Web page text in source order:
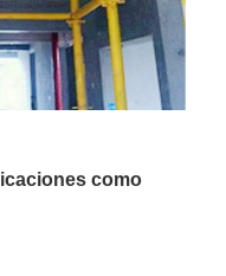
como